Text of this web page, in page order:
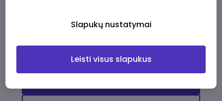
darbo pasiūlymų
Slapukų nustatymai
Leisti visus slapukus